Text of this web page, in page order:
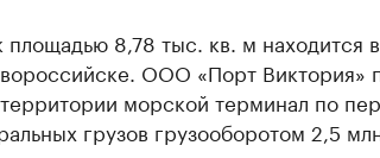
8,78 тыс. кв. м находится
ООО «Порт Виктория»
морской терминал по
грузов грузооборотом 2,5